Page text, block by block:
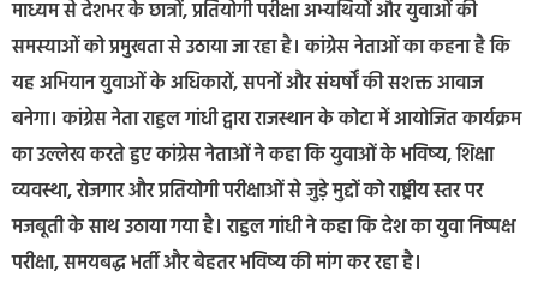
माध्यम से देशभर के छात्रों, प्रतियोगी परीक्षा अभ्यर्थियों और युवाओं की
समस्याओं को प्रमुखता से उठाया जा रहा है। कांग्रेस नेताओं का कहना है कि
यह अभियान युवाओं के अधिकारों, सपनों और संघर्षों की सशक्त आवाज
बनेगा। कांग्रेस नेता राहुल गांधी द्वारा राजस्थान के कोटा में आयोजित कार्यक्रम
का उल्लेख करते हुए कांग्रेस नेताओं ने कहा कि युवाओं के भविष्य, शिक्षा
व्यवस्था, रोजगार और प्रतियोगी परीक्षाओं से जुड़े मुद्दों को राष्ट्रीय स्तर पर
मजबूती के साथ उठाया गया है। राहुल गांधी ने कहा कि देश का युवा निष्पक्ष
परीक्षा, समयबद्ध भर्ती और बेहतर भविष्य की मांग कर रहा है।